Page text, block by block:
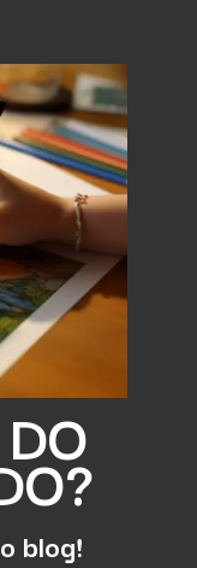
blog!